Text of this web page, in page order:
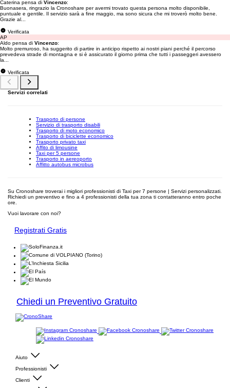
Caterina pensa di Vincenzo:
Buonasera, ringrazio la Cronoshare per avermi trovato questa persona molto disponibile,
puntuale e gentile. Il servizio sarà a fine maggio, ma sono sicura che mi troverò molto bene.
Grazie al...
Verificata
AP
Aldo pensa di Vincenzo:
Molto premuroso, ha suggerito di partire in anticipo rispetto ai nostri piani perché il percorso
prevedeva strade di montagna e si è assicurato il giorno prima che tutti i passeggeri avessero
la...
Verificata
Servizi correlati
Trasporto di persone
Servizio di trasporto disabili
Trasporto di moto economico
Trasporto di biciclette economico
Trasporto privato taxi
Affito di limousine
Taxi per 5 persone
Trasporto in aereoporto
Affitto autobus microbus
Su Cronoshare troverai i migliori professionisti di Taxi per 7 persone | Servizi personalizzati.
Richiedi un preventivo e fino a 4 professionisti della tua zona ti contatteranno entro poche
ore.
Vuoi lavorare con noi?
Registrati Gratis
Chiedi un Preventivo Gratuito
Aiuto
Professionisti
Clienti